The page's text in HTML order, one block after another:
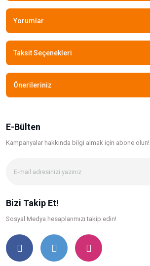
Yorumlar
Taksit Seçenekleri
Önerileriniz
E-Bülten
Kampanyalar hakkında bilgi almak için abone olun!
Bizi Takip Et!
Sosyal Medya hesaplarımızı takip edin!